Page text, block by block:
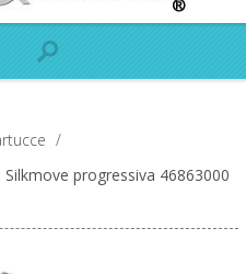
/
progressiva 46863000